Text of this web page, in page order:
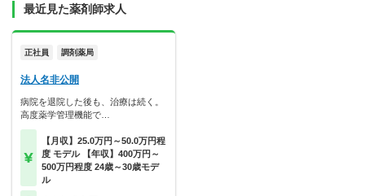
最近見た薬剤師求人
正社員 調剤薬局
法人名非公開
病院を退院した後も、治療は続く。
高度薬学管理機能で…
【月収】25.0万円～50.0万円程
度 モデル 【年収】400万円～
500万円程度 24歳～30歳モデ
ル